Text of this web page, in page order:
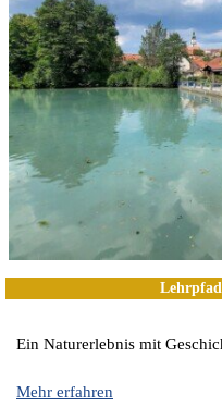
Ein Naturerlebnis mit
Mehr erfahren